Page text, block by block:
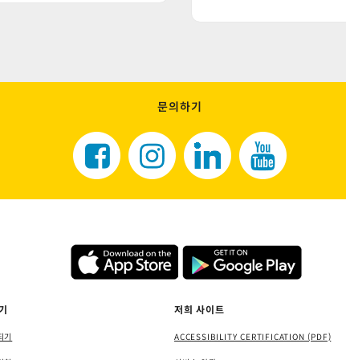
문의하기
기
저희 사이트
ACCESSIBILITY CERTIFICATION (PDF)